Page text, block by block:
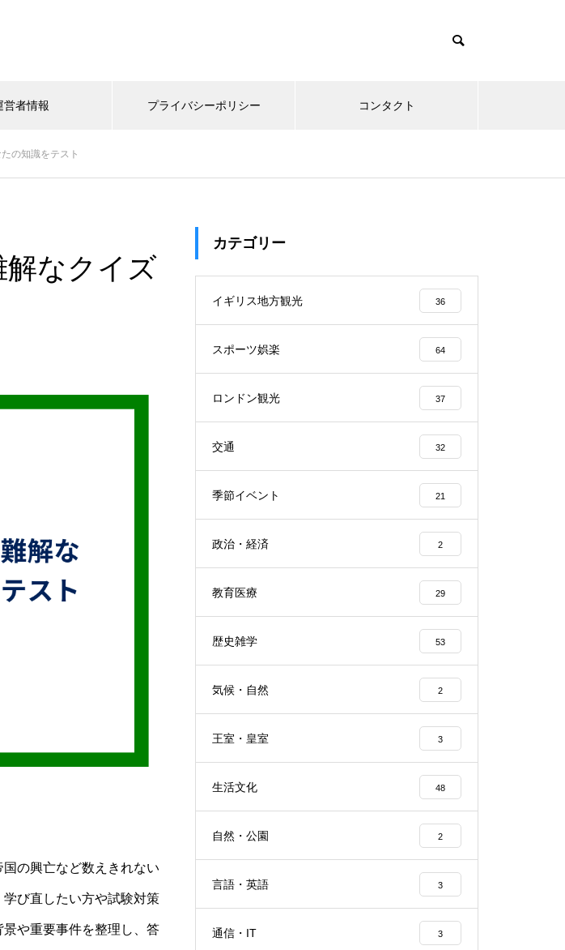
営者情報 プライバシーポリシー コンタクト
の知識をテスト
なクイズ
の興亡など数えきれない
び直したい方や試験対策
や重要事件を整理し、答
カテゴリー
イギリス地方観光 36
スポーツ娯楽 64
ロンドン観光 37
交通 32
季節イベント 21
政治・経済 2
教育医療 29
歴史雑学 53
気候・自然 2
王室・皇室 3
生活文化 48
自然・公園 2
言語・英語 3
通信・IT 3